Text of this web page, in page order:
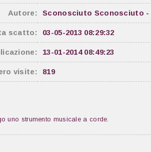
Autore: Sconosciuto Sconosciuto -
scatto: 03-05-2013 08:29:32
13-01-2014 08:49:23
visite: 819
uno strumento musicale a corde.